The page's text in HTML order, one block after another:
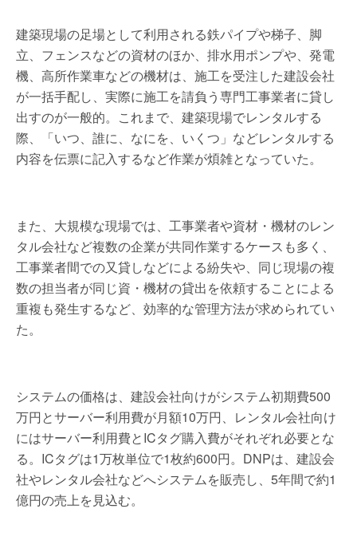
建築現場の足場として利用される鉄パイプや梯子、脚
立、フェンスなどの資材のほか、排水用ポンプや、発電
機、高所作業車などの機材は、施工を受注した建設会社
が一括手配し、実際に施工を請負う専門工事業者に貸し
出すのが一般的。これまで、建築現場でレンタルする
際、「いつ、誰に、なにを、いくつ」などレンタルする
内容を伝票に記入するなど作業が煩雑となっていた。
また、大規模な現場では、工事業者や資材・機材のレン
タル会社など複数の企業が共同作業するケースも多く、
工事業者間での又貸しなどによる紛失や、同じ現場の複
数の担当者が同じ資・機材の貸出を依頼することによる
重複も発生するなど、効率的な管理方法が求められてい
た。
システムの価格は、建設会社向けがシステム初期費500
万円とサーバー利用費が月額10万円、レンタル会社向け
にはサーバー利用費とICタグ購入費がそれぞれ必要とな
る。ICタグは1万枚単位で1枚約600円。DNPは、建設会
社やレンタル会社などへシステムを販売し、5年間で約1
億円の売上を見込む。